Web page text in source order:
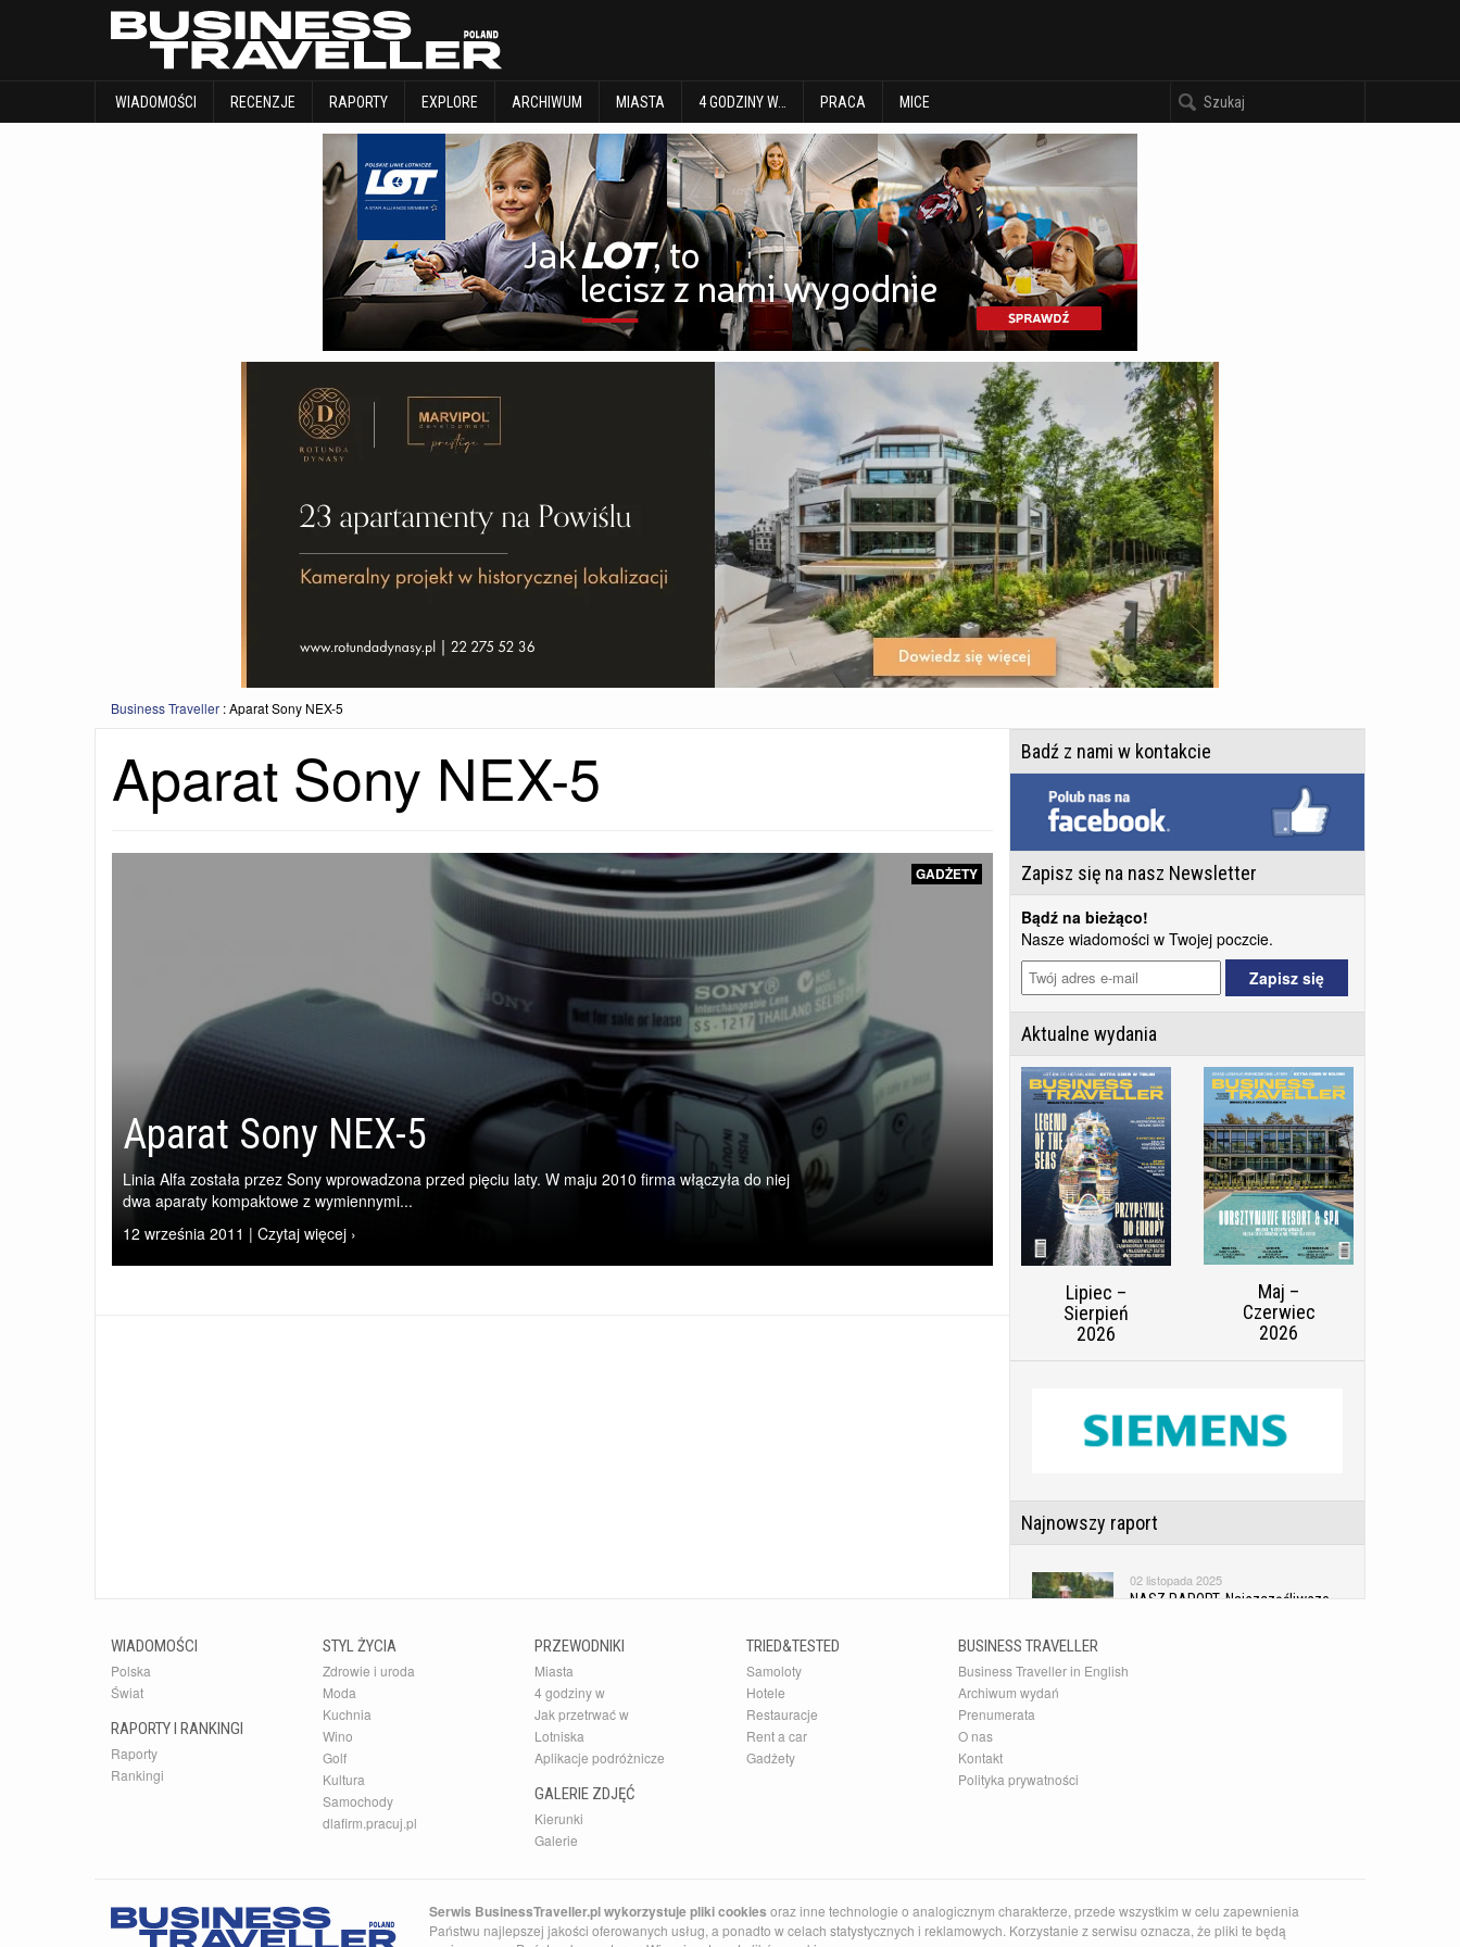
WIADOMOŚCI RECENZJE RAPORTY EXPLORE ARCHIWUM MIASTA 4 GODZINY W… PRACA MICE
WIADOMOŚCI RECENZJE
Business Traveller :Aparat Sony NEX-5
Aparat Sony NEX-5
GADŻETY
Aparat Sony NEX-5
Linia Alfa została przez Sony wprowadzona przed pięciu laty. W maju 2010 firma włączyła do niej
dwa aparaty kompaktowe z wymiennymi...
12 września 2011 | Czytaj więcej ›
Badź z nami w kontakcie
Zapisz się na nasz Newsletter
Bądź na bieżąco!
Nasze wiadomości w Twojej poczcie.
Aktualne wydania
Lipiec –
Sierpień
2026
Maj –
Czerwiec
2026
Najnowszy raport
02 listopada 2025
NASZ RAPORT. Najszczęśliwsze
Najnowsza Galeria
Zaskakujące słowackie Pieniny
WIADOMOŚCI
Polska
Świat
RAPORTY I RANKINGI
Raporty
Rankingi
STYL ŻYCIA
Zdrowie i uroda
Moda
Kuchnia
Wino
Golf
Kultura
Samochody
dlafirm.pracuj.pl
PRZEWODNIKI
Miasta
4 godziny w
Jak przetrwać w
Lotniska
Aplikacje podróżnicze
GALERIE ZDJĘĆ
Kierunki
Galerie
TRIED&TESTED
Samoloty
Hotele
Restauracje
Rent a car
Gadżety
BUSINESS TRAVELLER
Business Traveller in English
Archiwum wydań
Prenumerata
O nas
Kontakt
Polityka prywatności
Serwis BusinessTraveller.pl wykorzystuje pliki cookies oraz inne technologie o analogicznym charakterze, przede wszystkim w celu zapewnienia
Państwu najlepszej jakości oferowanych usług, a ponadto w celach statystycznych i reklamowych. Korzystanie z serwisu oznacza, że pliki te będą